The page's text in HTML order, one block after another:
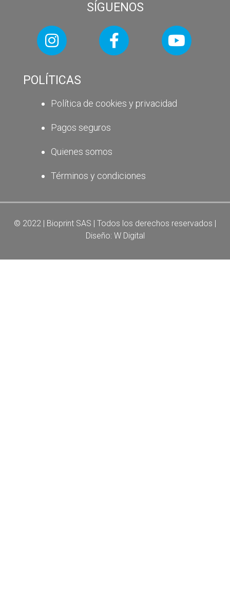
SÍGUENOS
POLÍTICAS
Política de cookies y privacidad
Pagos seguros
Quienes somos
Términos y condiciones
© 2022 | Bioprint SAS | Todos los derechos reservados |
Diseño: W Digital